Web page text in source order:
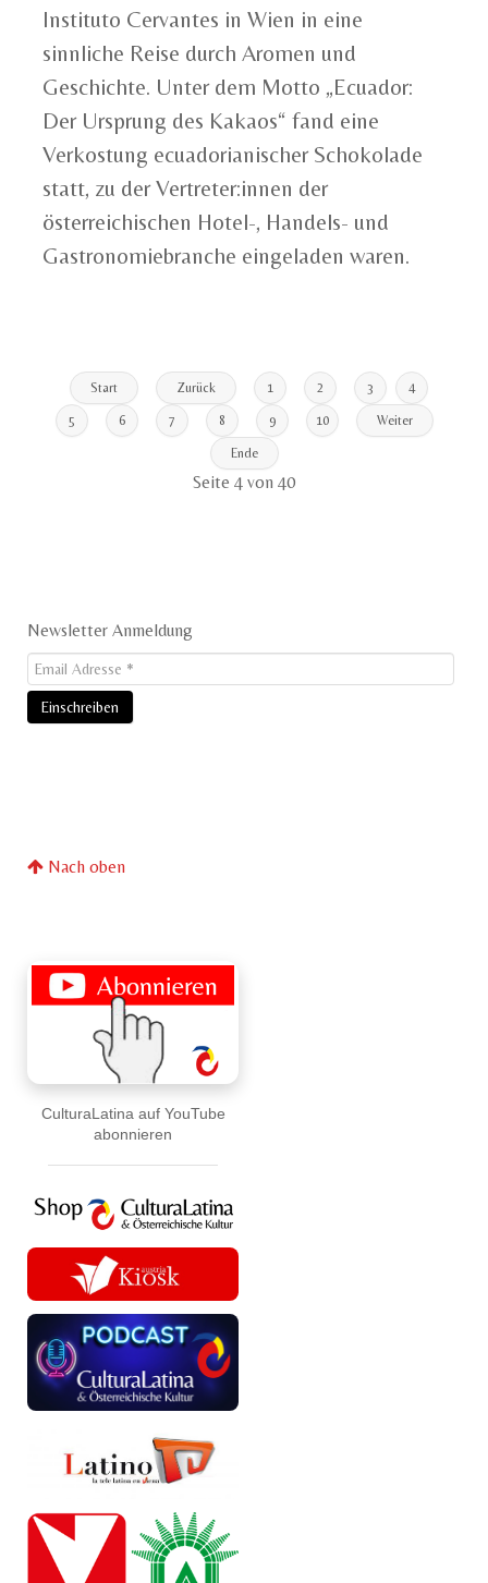
CulturaLatina auf YouTube
abonnieren
Instituto Cervantes in Wien in eine
sinnliche Reise durch Aromen und
Geschichte. Unter dem Motto „Ecuador:
Der Ursprung des Kakaos“ fand eine
Verkostung ecuadorianischer Schokolade
statt, zu der Vertreter:innen der
österreichischen Hotel-, Handels- und
Gastronomiebranche eingeladen waren.
Start Zurück 1 2 3 4
5 6 7 8 9 10 Weiter
Ende
Seite 4 von 40
Newsletter Anmeldung
Nach oben